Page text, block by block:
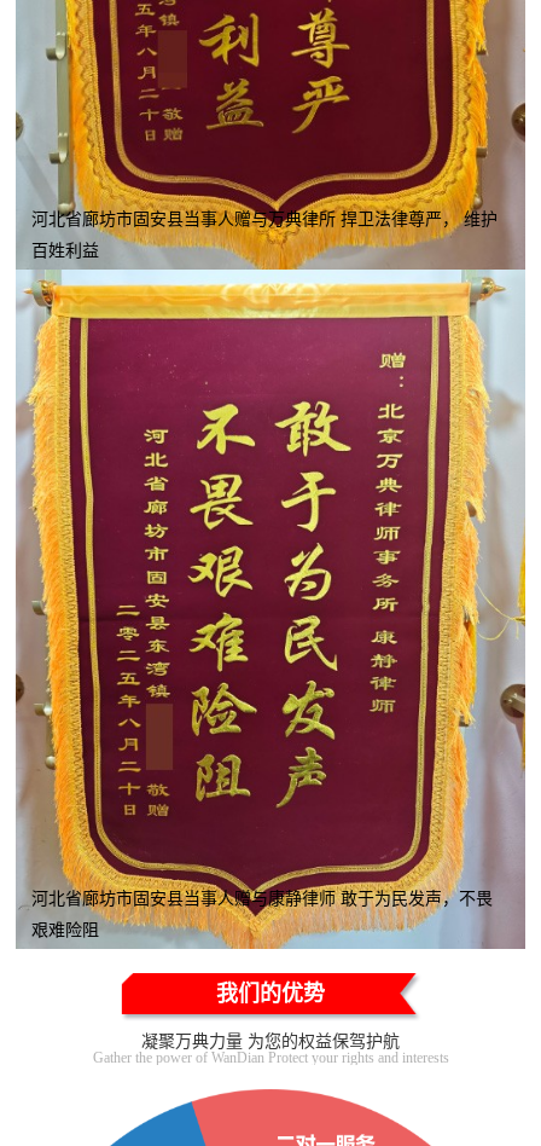
河北省廊坊市固安县当事人赠与万典律所 捍卫法律尊严， 维护
百姓利益
河北省廊坊市固安县当事人赠与康静律师 敢于为民发声，不畏
艰难险阻
我们的优势
凝聚万典力量 为您的权益保驾护航
Gather the power of WanDian Protect your rights and interests